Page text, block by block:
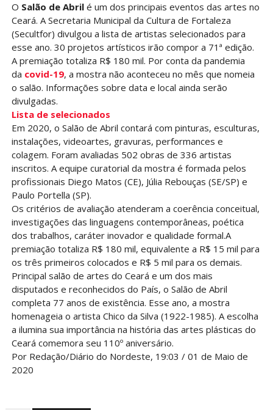
O Salão de Abril é um dos principais eventos das artes no
Ceará. A Secretaria Municipal da Cultura de Fortaleza
(Secultfor) divulgou a lista de artistas selecionados para
esse ano. 30 projetos artísticos irão compor a 71ª edição.
A premiação totaliza R$ 180 mil. Por conta da pandemia
da covid-19, a mostra não aconteceu no mês que nomeia
o salão. Informações sobre data e local ainda serão
divulgadas.
Lista de selecionados
Em 2020, o Salão de Abril contará com pinturas, esculturas,
instalações, videoartes, gravuras, performances e
colagem. Foram avaliadas 502 obras de 336 artistas
inscritos. A equipe curatorial da mostra é formada pelos
profissionais Diego Matos (CE), Júlia Rebouças (SE/SP) e
Paulo Portella (SP).
Os critérios de avaliação atenderam a coerência conceitual,
investigações das linguagens contemporâneas, poética
dos trabalhos, caráter inovador e qualidade formal.A
premiação totaliza R$ 180 mil, equivalente a R$ 15 mil para
os três primeiros colocados e R$ 5 mil para os demais.
Principal salão de artes do Ceará e um dos mais
disputados e reconhecidos do País, o Salão de Abril
completa 77 anos de existência. Esse ano, a mostra
homenageia o artista Chico da Silva (1922-1985). A escolha
a ilumina sua importância na história das artes plásticas do
Ceará comemora seu 110º aniversário.
Por Redação/Diário do Nordeste, 19:03 / 01 de Maio de
2020